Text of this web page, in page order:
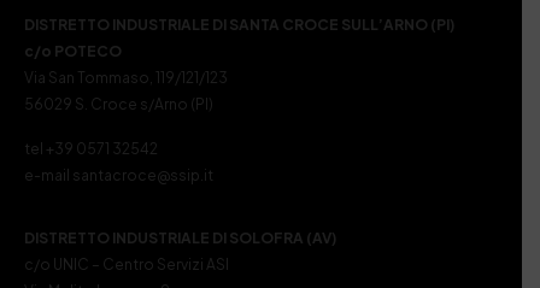
DISTRETTO INDUSTRIALE DI SANTA CROCE SULL’ARNO (PI)
c/o POTECO
Via San Tommaso, 119/121/123
56029 S. Croce s/Arno (PI)
tel +39 0571 32542
e-mail santacroce@ssip.it
DISTRETTO INDUSTRIALE DI SOLOFRA (AV)
c/o UNIC – Centro Servizi ASI